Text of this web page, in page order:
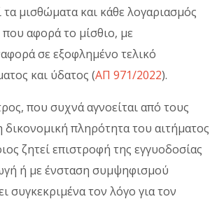
μισθώματα και κάθε λογαριασμός
αφορά το μίσθιο, με
σε εξοφλημένο τελικό
και ύδατος (ΑΠ 971/2022).
που συχνά αγνοείται από τους
δικονομική πληρότητα του αιτήματος
ζητεί επιστροφή της εγγυοδοσίας
ή με ένσταση συμψηφισμού
συγκεκριμένα τον λόγο για τον